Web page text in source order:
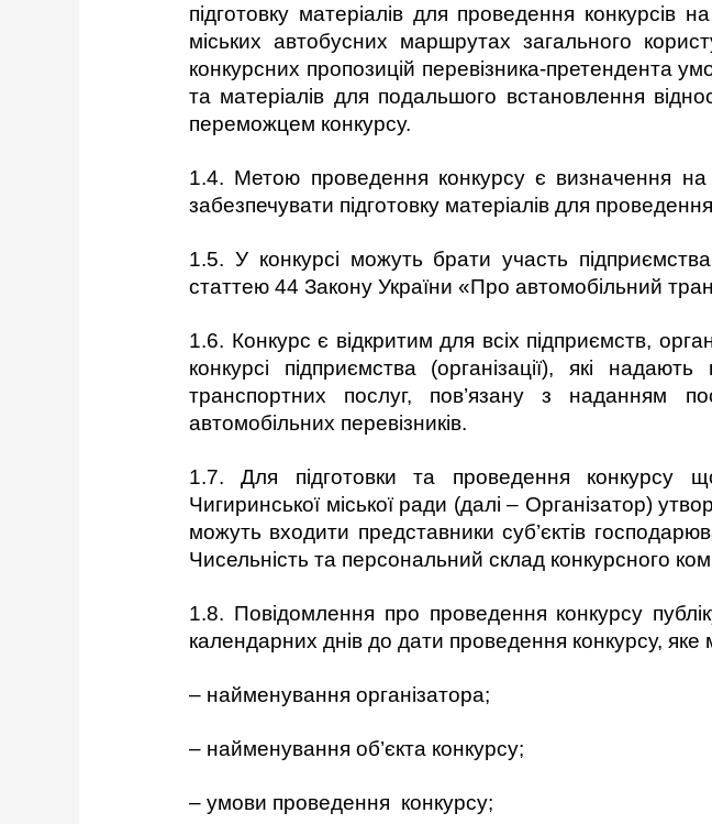
підготовку матеріалів для проведення
міських автобусних маршрутах загального
конкурсних пропозицій перевізника-претендента
та матеріалів для подальшого встановлення
переможцем конкурсу.
1.4. Метою проведення конкурсу є визначення
забезпечувати підготовку матеріалів для
1.5. У конкурсі можуть брати участь
статтею 44 Закону України «Про автомобільний
1.6. Конкурс є відкритим для всіх підприємств,
конкурсі підприємства (організації), які
транспортних послуг, пов’язану з наданням
автомобільних перевізників.
1.7. Для підготовки та проведення конкурсу
Чигиринської міської ради (далі – Організатор)
можуть входити представники суб’єктів
Чисельність та персональний склад конкурсного
1.8. Повідомлення про проведення конкурсу
календарних днів до дати проведення конкурсу, яке
– найменування організатора;
– найменування об’єкта конкурсу;
– умови проведення конкурсу;